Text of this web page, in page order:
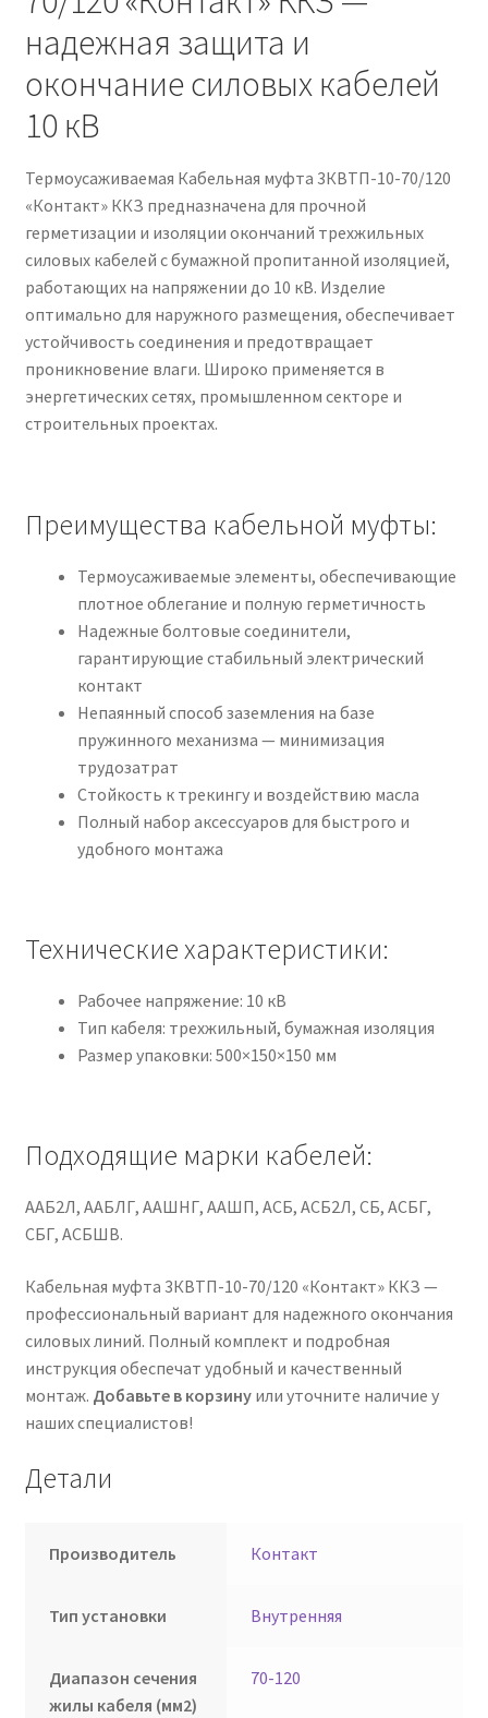
надежная защита и
окончание силовых кабелей
10 кВ
Термоусаживаемая Кабельная муфта 3КВТП-10-70/120
«Контакт» ККЗ предназначена для прочной
герметизации и изоляции окончаний трехжильных
силовых кабелей с бумажной пропитанной изоляцией,
работающих на напряжении до 10 кВ. Изделие
оптимально для наружного размещения, обеспечивает
устойчивость соединения и предотвращает
проникновение влаги. Широко применяется в
энергетических сетях, промышленном секторе и
строительных проектах.
Преимущества кабельной муфты:
Термоусаживаемые элементы, обеспечивающие
плотное облегание и полную герметичность
Надежные болтовые соединители,
гарантирующие стабильный электрический
контакт
Непаянный способ заземления на базе
пружинного механизма — минимизация
трудозатрат
Стойкость к трекингу и воздействию масла
Полный набор аксессуаров для быстрого и
удобного монтажа
Технические характеристики:
Рабочее напряжение: 10 кВ
Тип кабеля: трехжильный, бумажная изоляция
Размер упаковки: 500×150×150 мм
Подходящие марки кабелей:
ААБ2Л, ААБЛГ, ААШНГ, ААШП, АСБ, АСБ2Л, СБ, АСБГ,
СБГ, АСБШВ.
Кабельная муфта 3КВТП-10-70/120 «Контакт» ККЗ —
профессиональный вариант для надежного окончания
силовых линий. Полный комплект и подробная
инструкция обеспечат удобный и качественный
монтаж. Добавьте в корзинуили уточните наличие у
наших специалистов!
Детали
Производитель Контакт
Тип установки Внутренняя
Диапазон сечения
жилы кабеля (мм2)
70-120